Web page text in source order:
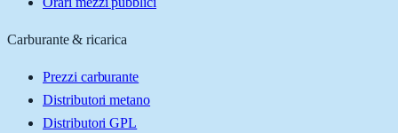
Carburante & ricarica
Prezzi carburante
Distributori metano
Distributori GPL